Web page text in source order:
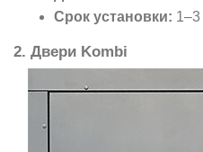
Срок установки: 1–3
2. Двери Kombi